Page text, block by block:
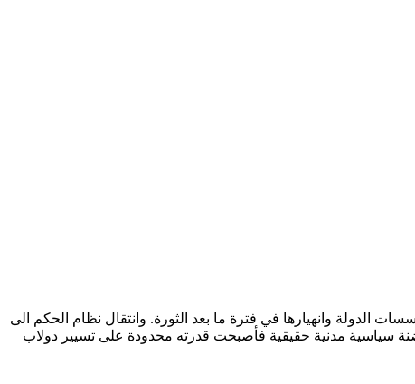
للفضاء السياسي في السودان منذ 2019 تعود بدرجة كبيرة إلى ضعف مؤسسات الدولة وانهيارها في فترة ما بعد الثورة. وانتقال نظام الحكم الى
سياسية مدنية حقيقية فأصبحت قدرته محدودة على تسيير دولاب